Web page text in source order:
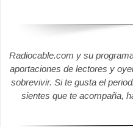
Radiocable.com y su
aportaciones de lectores y
sobrevivir. Si te gusta el
sientes que te acompaña,